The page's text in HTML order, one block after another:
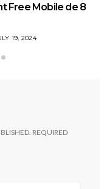
Free Mobile de 8
19, 2024
REQUIRED